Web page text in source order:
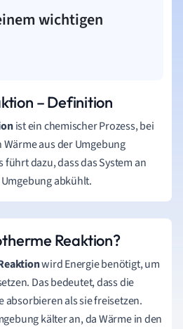
wichtigen
– Definition
ist ein chemischer Prozess, bei
aus der Umgebung
dazu, dass das System an
abkühlt.
Reaktion?
wird Energie benötigt, um
Das bedeutet, dass die
absorbieren als sie freisetzen.
kälter an, da Wärme in den